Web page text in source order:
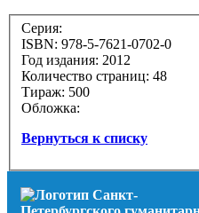
Серия:
ISBN: 978-5-7621-0702-0
Год издания: 2012
Количество страниц: 48
Тираж: 500
Обложка:
Вернуться к списку